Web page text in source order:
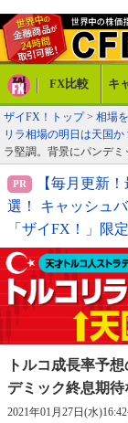
FX比較 キ
ザイFX！トップ> 相場
リラ相場の明日は天国か
ラ堅調。背景にパンデ
【毎月更新
選！ キャッシュ
「ザイFX！」限
トルコ成長率予
デミック終息期待
2021年01月27日(水